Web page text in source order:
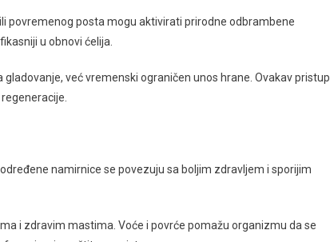
povremenog posta mogu aktivirati prirodne odbrambene
u obnovi ćelija.
već vremenski ograničen unos hrane. Ovakav pristup
namirnice se povezuju sa boljim zdravljem i sporijim
i zdravim mastima. Voće i povrće pomažu organizmu da se